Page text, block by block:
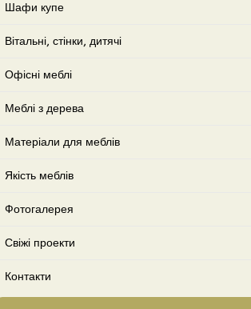
Шафи купе
Вітальні, стінки, дитячі
Офісні меблі
Меблі з дерева
Матеріали для меблів
Якість меблів
Фотогалерея
Свіжі проекти
Контакти